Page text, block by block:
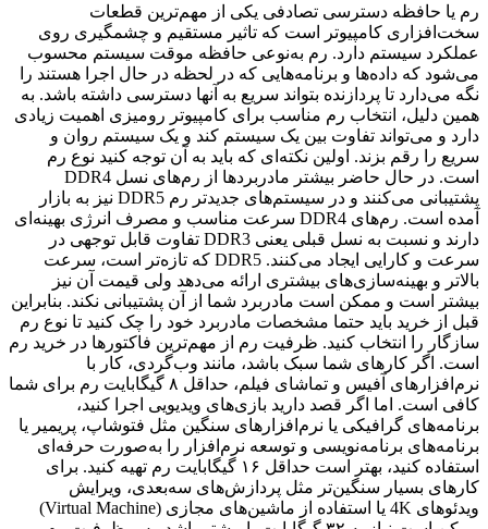
رم یا حافظه دسترسی تصادفی یکی از مهم‌ترین قطعات
سخت‌افزاری کامپیوتر است که تاثیر مستقیم و چشمگیری روی
عملکرد سیستم دارد. رم به‌نوعی حافظه موقت سیستم محسوب
می‌شود که داده‌ها و برنامه‌هایی که در لحظه در حال اجرا هستند را
نگه می‌دارد تا پردازنده بتواند سریع به آنها دسترسی داشته باشد. به
همین دلیل، انتخاب رم مناسب برای کامپیوتر رومیزی اهمیت زیادی
دارد و می‌تواند تفاوت بین یک سیستم کند و یک سیستم روان و
سریع را رقم بزند. اولین نکته‌ای که باید به آن توجه کنید نوع رم
است. در حال حاضر بیشتر مادربردها از رم‌های نسل DDR4
پشتیبانی می‌کنند و در سیستم‌های جدیدتر رم DDR5 نیز به بازار
آمده است. رم‌های DDR4 سرعت مناسب و مصرف انرژی بهینه‌ای
دارند و نسبت به نسل قبلی یعنی DDR3 تفاوت قابل توجهی در
سرعت و کارایی ایجاد می‌کنند. DDR5 که تازه‌تر است، سرعت
بالاتر و بهینه‌سازی‌های بیشتری ارائه می‌دهد ولی قیمت آن نیز
بیشتر است و ممکن است مادربرد شما از آن پشتیبانی نکند. بنابراین
قبل از خرید باید حتما مشخصات مادربرد خود را چک کنید تا نوع رم
سازگار را انتخاب کنید. ظرفیت رم از مهم‌ترین فاکتورها در خرید رم
است. اگر کارهای شما سبک باشد، مانند وب‌گردی، کار با
نرم‌افزارهای آفیس و تماشای فیلم، حداقل ۸ گیگابایت رم برای شما
کافی است. اما اگر قصد دارید بازی‌های ویدیویی اجرا کنید،
برنامه‌های گرافیکی یا نرم‌افزارهای سنگین مثل فتوشاپ، پریمیر یا
برنامه‌های برنامه‌نویسی و توسعه نرم‌افزار را به‌صورت حرفه‌ای
استفاده کنید، بهتر است حداقل ۱۶ گیگابایت رم تهیه کنید. برای
کارهای بسیار سنگین‌تر مثل پردازش‌های سه‌بعدی، ویرایش
ویدئوهای 4K یا استفاده از ماشین‌های مجازی (Virtual Machine)